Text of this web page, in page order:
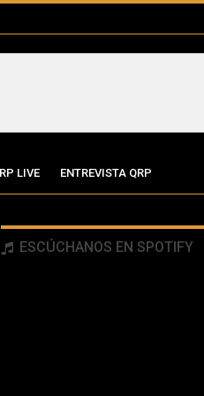
LIVE ENTREVISTA QRP
ESCÚCHANOS EN SPOTIFY